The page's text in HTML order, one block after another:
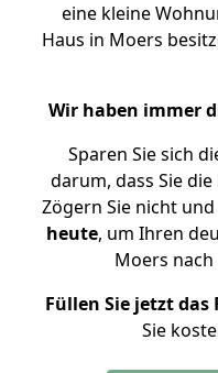
eine kleine
Haus in Moers
Wir haben immer
Sparen Sie sich
darum, dass Sie
Zögern Sie nicht und
heute, um Ihren
Moers
Füllen Sie jetzt
Sie